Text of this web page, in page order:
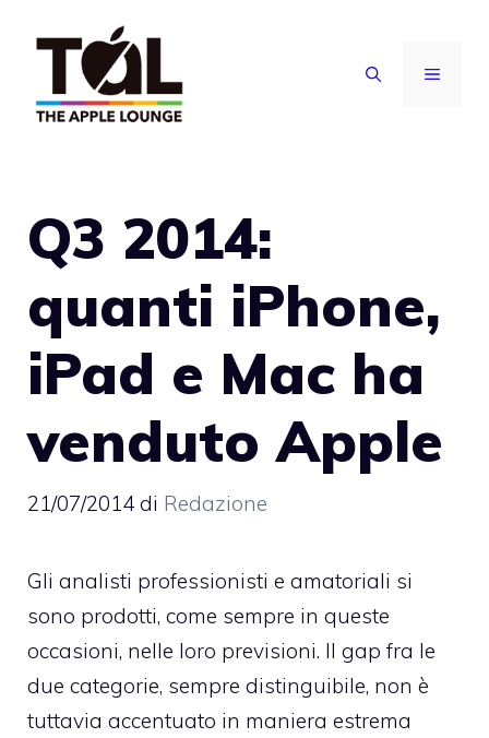
contenuto
MENU
Q3 2014:
quanti iPhone,
iPad e Mac ha
venduto Apple
21/07/2014 di Redazione
Gli analisti professionisti e amatoriali si
sono prodotti, come sempre in queste
occasioni, nelle loro previsioni. Il gap fra le
due categorie, sempre distinguibile, non è
tuttavia accentuato in maniera estrema